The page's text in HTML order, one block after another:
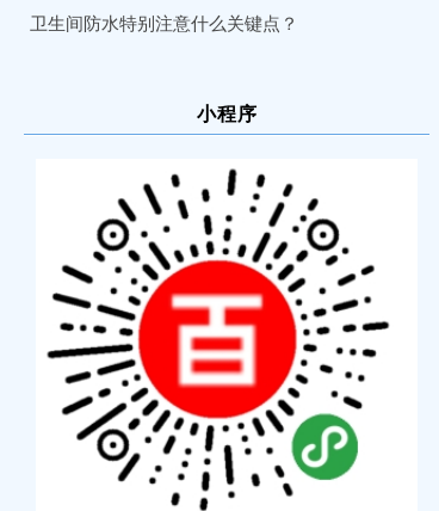
卫生间防水特别注意什么关键点？
小程序